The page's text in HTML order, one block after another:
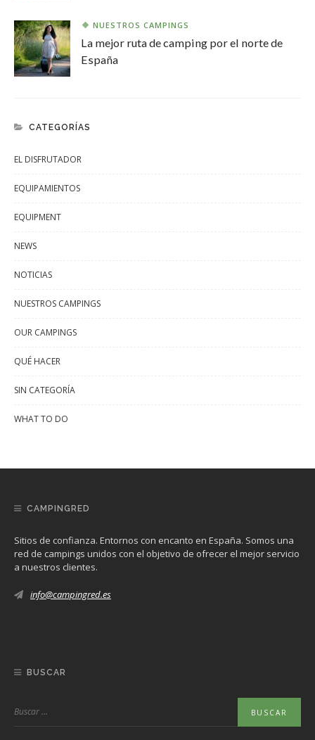
NUESTROS CAMPINGS
La mejor ruta de camping por el norte de
España
CATEGORÍAS
EL DISFRUTADOR
EQUIPAMIENTOS
EQUIPMENT
NEWS
NOTICIAS
NUESTROS CAMPINGS
OUR CAMPINGS
QUÉ HACER
SIN CATEGORÍA
WHAT TO DO
CAMPINGRED
Sitios de confianza. Entornos con encanto en España. Somos una
red de campings unidos con el objetivo de ofrecer el mejor servicio
a nuestros clientes.
info@campingred.es
BUSCAR